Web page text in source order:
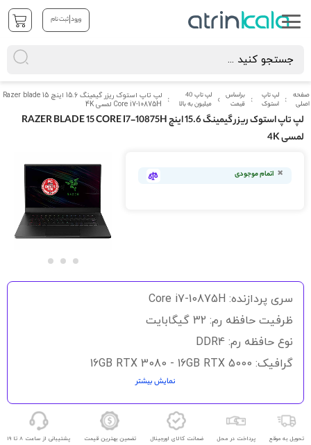
ورود|ثبت نام
صفحه
اصلی
لپ تاپ
استوک
براساس
قیمت
لپ تاپ 40
میلیون به بالا
لپ تاپ استوک ریزر گیمینگ 15.6 اینچ Razer blade 15
Core i7-10875H لمسی 4K
لپ تاپ استوک ریزر گیمینگ 15.6 اینچ RAZER BLADE 15 CORE I7-10875H
لمسی 4K
انتهای
گالری
تصاویر
اتمام موجودی
سری پردازنده: Core i7-10875H
ظرفیت حافظه رم: 32 گیگابایت
نوع حافظه رم: DDR4
گرافیک: 16GB RTX 3080 - 16GB RTX 5000
اندازه صفحه نمایش: 15.6 اینچ
کیفیت صفحه نمایش: 4K
نمایش بیشتر
تحویل به موقع پرداخت در محل ضمانت کالای اورجینال تضمین بهترین قیمت پشتیبانی از ساعت 8 تا 19